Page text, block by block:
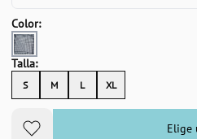
Color:
Talla:
S
M L XL
Elige